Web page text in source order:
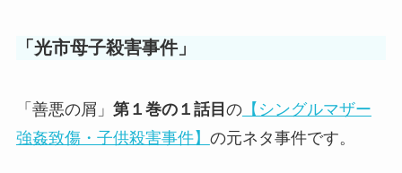
「光市母子殺害事件」
「善悪の屑」 第１巻の１話目 の【シングルマザー
強姦致傷・子供殺害事件】 の元ネタ事件です。